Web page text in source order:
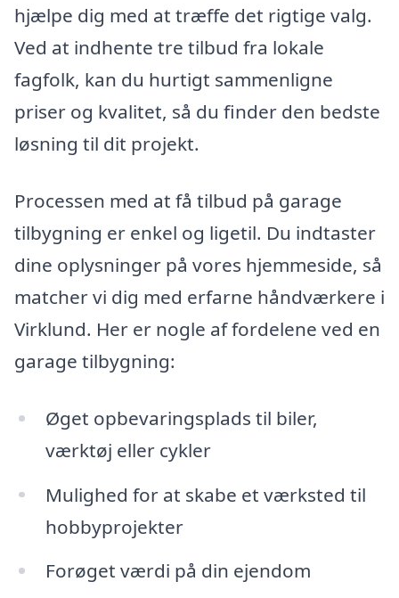
hjælpe dig med at træffe det rigtige valg.
Ved at indhente tre tilbud fra lokale
fagfolk, kan du hurtigt sammenligne
priser og kvalitet, så du finder den bedste
løsning til dit projekt.
Processen med at få tilbud på garage
tilbygning er enkel og ligetil. Du indtaster
dine oplysninger på vores hjemmeside, så
matcher vi dig med erfarne håndværkere i
Virklund. Her er nogle af fordelene ved en
garage tilbygning:
Øget opbevaringsplads til biler,
værktøj eller cykler
Mulighed for at skabe et værksted til
hobbyprojekter
Forøget værdi på din ejendom